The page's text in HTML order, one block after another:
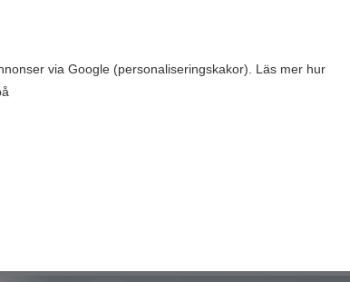
via Google (personaliseringskakor). Läs mer hur